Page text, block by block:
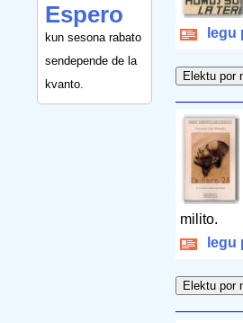
Espero
kun sesona rabato
sendepende de la
kvanto.
legu
milito.
legu